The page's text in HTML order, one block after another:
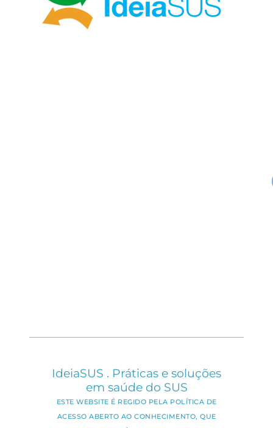
IdeiaSUS . Práticas e soluções
em saúde do SUS
ESTE WEBSITE É REGIDO PELA POLÍTICA DE
ACESSO ABERTO AO CONHECIMENTO, QUE